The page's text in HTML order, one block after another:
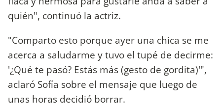
quién", continuó la actriz.
"Comparto esto porque ayer una chica se me
acerca a saludarme y tuvo el tupé de decirme:
'¿Qué te pasó? Estás más (gesto de gordita)'",
aclaró Sofía sobre el mensaje que luego de
unas horas decidió borrar.